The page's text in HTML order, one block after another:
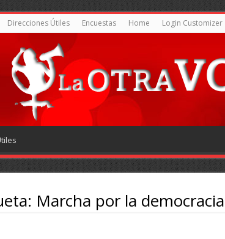
Direcciones Útiles Encuestas Home Login Customizer
Marcha por la democracia